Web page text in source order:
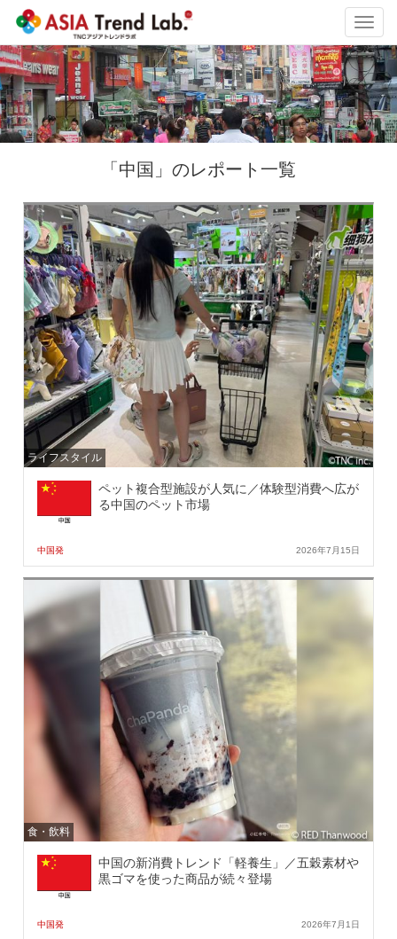
「中国」のレポート一覧
ライフスタイル
ペット複合型施設が人気に／体験型消費へ広が
る中国のペット市場
中国発 2026年7月15日
食・飲料
中国の新消費トレンド「軽養生」／五穀素材や
黒ゴマを使った商品が続々登場
中国発 2026年7月1日